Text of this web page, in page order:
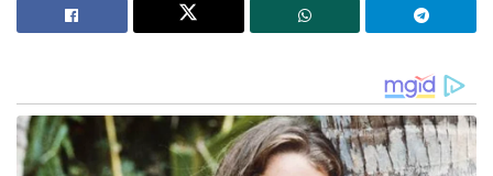
വിമർശനവുമായി ശശി തരൂർ
ആദ്യ പകുതി കഴിഞ്ഞപ്പോൾ തന്നെ കിടിലൻ
പടമാണെന്നായിരുന്നു പ്രേക്ഷകർ പ്രതികരിച്ചത്.
മോഹൻലാലിന്റെ മാസ് എൻട്രിയെ ആരാധകരെ
ആവേശം കൊള്ളിച്ചുവെന്നും ഫാൻബോയ്